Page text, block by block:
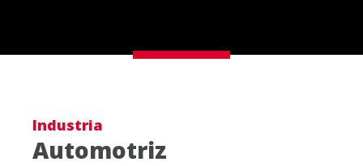
Industria
Automotriz